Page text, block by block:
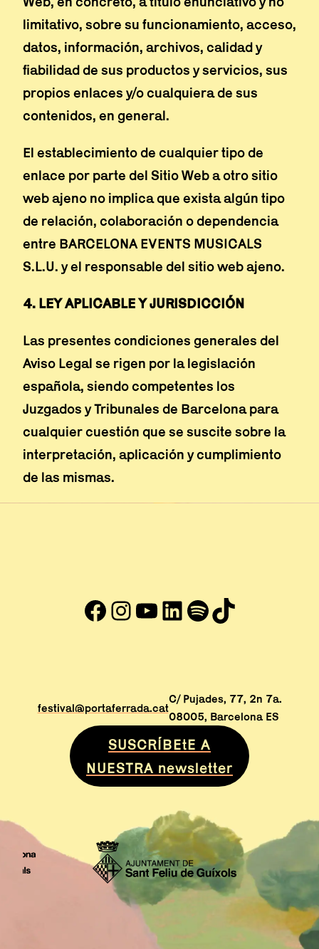
limitativo, sobre su funcionamiento, acceso,
datos, información, archivos, calidad y
fiabilidad de sus productos y servicios, sus
propios enlaces y/o cualquiera de sus
contenidos, en general.
El establecimiento de cualquier tipo de
enlace por parte del Sitio Web a otro sitio
web ajeno no implica que exista algún tipo
de relación, colaboración o dependencia
entre BARCELONA EVENTS MUSICALS
S.L.U. y el responsable del sitio web ajeno.
4. LEY APLICABLE Y JURISDICCIÓN
Las presentes condiciones generales del
Aviso Legal se rigen por la legislación
española, siendo competentes los
Juzgados y Tribunales de Barcelona para
cualquier cuestión que se suscite sobre la
interpretación, aplicación y cumplimiento
de las mismas.
Facebook
Abre en nueva ventana
Instagram
Abre en nueva ventana
YouTube
Abre en nueva ventana
LinkedIn
Abre en nueva
#Abre en nueva
TikTok
Abre en
festival@portaferrada.cat
C/ Pujades, 77, 2n 7a.
08005, Barcelona ES
SUSCRÍBEtE A
NUESTRA newsletter